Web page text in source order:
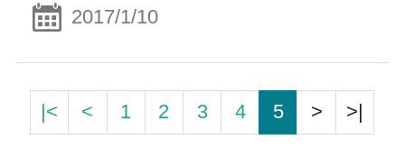
2017/1/10
|< < 1 2 3 4 5 > >|